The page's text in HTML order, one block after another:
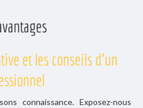
et les conseils d’un
connaissance. Exposez-nous